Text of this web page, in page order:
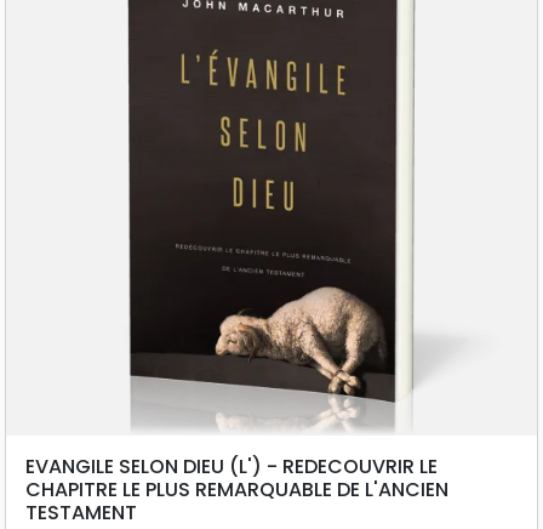
EVANGILE SELON DIEU (L') - REDECOUVRIR LE
CHAPITRE LE PLUS REMARQUABLE DE L'ANCIEN
TESTAMENT